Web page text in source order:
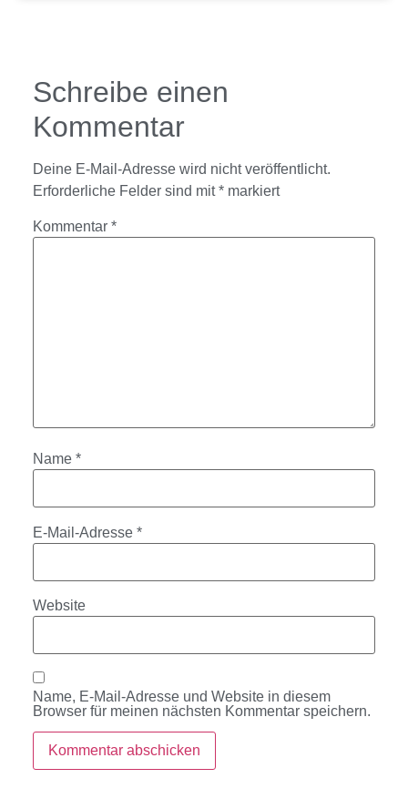
Schreibe einen
Kommentar
Deine E-Mail-Adresse wird nicht veröffentlicht.
Erforderliche Felder sind mit* markiert
Kommentar *
Name *
E-Mail-Adresse *
Website
Name, E-Mail-Adresse und Website in diesem
Browser für meinen nächsten Kommentar speichern.